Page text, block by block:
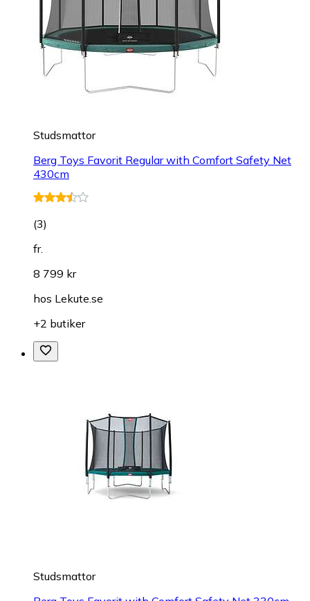
Studsmattor
Berg Toys Favorit Regular with Comfort Safety Net
430cm
(3)
fr.
8 799 kr
hos Lekute.se
+2 butiker
Studsmattor